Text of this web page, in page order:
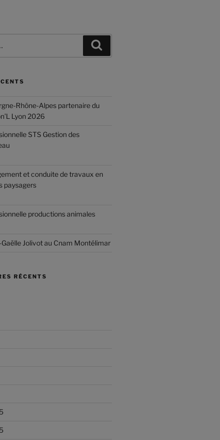
Rhône-Alpes partenaire du
Lyon 2026
STS Gestion des
et conduite de travaux en
paysagers
productions animales
Jolivot au Cnam Montélimar
RÉCENTS